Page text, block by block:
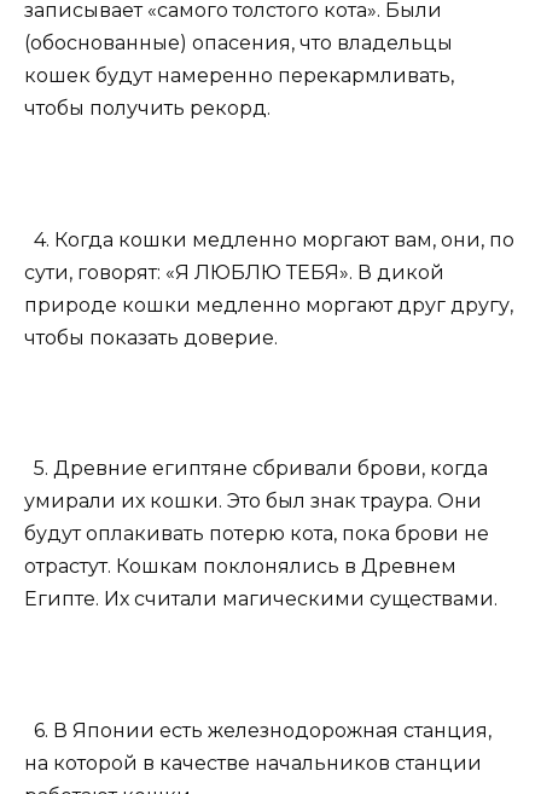
записывает «самого толстого кота». Были
(обоснованные) опасения, что владельцы
кошек будут намеренно перекармливать,
чтобы получить рекорд.
4. Когда кошки медленно моргают вам, они, по
сути, говорят: «Я ЛЮБЛЮ ТЕБЯ». В дикой
природе кошки медленно моргают друг другу,
чтобы показать доверие.
5. Древние египтяне сбривали брови, когда
умирали их кошки. Это был знак траура. Они
будут оплакивать потерю кота, пока брови не
отрастут. Кошкам поклонялись в Древнем
Египте. Их считали магическими существами.
6. В Японии есть железнодорожная станция,
на которой в качестве начальников станции